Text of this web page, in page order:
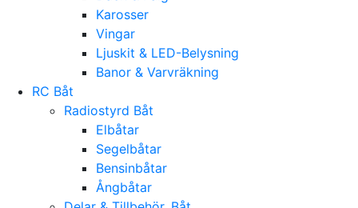
Karosser
Vingar
Ljuskit & LED-Belysning
Banor & Varvräkning
RC Båt
Radiostyrd Båt
Elbåtar
Segelbåtar
Bensinbåtar
Ångbåtar